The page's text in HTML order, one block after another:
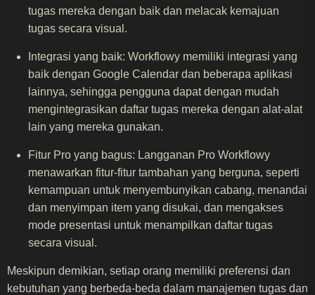
tugas mereka dengan baik dan melacak kemajuan
tugas secara visual.
Integrasi yang baik: Workflowy memiliki integrasi yang
baik dengan Google Calendar dan beberapa aplikasi
lainnya, sehingga pengguna dapat dengan mudah
mengintegrasikan daftar tugas mereka dengan alat-alat
lain yang mereka gunakan.
Fitur Pro yang bagus: Langganan Pro Workflowy
menawarkan fitur-fitur tambahan yang berguna, seperti
kemampuan untuk menyembunyikan cabang, menandai
dan menyimpan item yang disukai, dan mengakses
mode presentasi untuk menampilkan daftar tugas
secara visual.
Meskipun demikian, setiap orang memiliki preferensi dan
kebutuhan yang berbeda-beda dalam manajemen tugas dan